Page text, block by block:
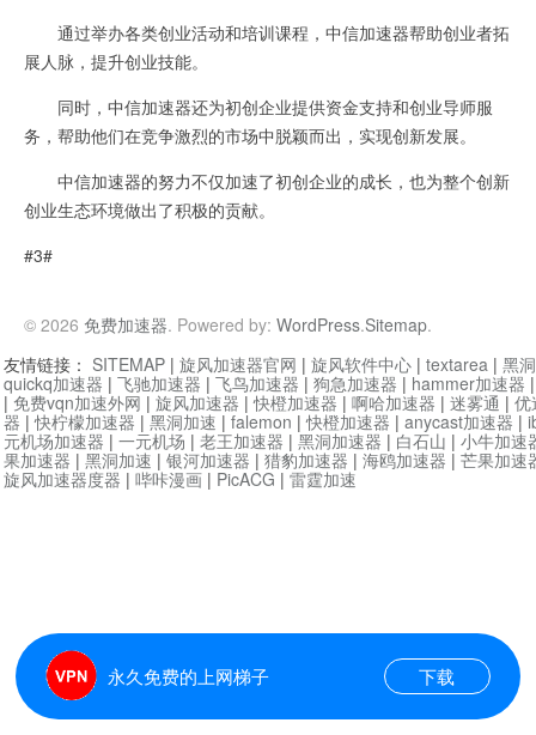
通过举办各类创业活动和培训课程，中信加速器帮助创业者拓
展人脉，提升创业技能。
同时，中信加速器还为初创企业提供资金支持和创业导师服
务，帮助他们在竞争激烈的市场中脱颖而出，实现创新发展。
中信加速器的努力不仅加速了初创企业的成长，也为整个创新
创业生态环境做出了积极的贡献。
#3#
© 2026 免费加速器. Powered by: WordPress.Sitemap.
永久免费的上网梯子 下载
友情链接： SITEMAP | 旋风加速器官网 | 旋风软件中心 | textarea | 黑
quickq加速器 | 飞驰加速器 | 飞鸟加速器 | 狗急加速器 | hammer加速器
| 免费vqn加速外网 | 旋风加速器 |快橙加速器 | 啊哈加速器 | 迷雾通 | 优
器 |快柠檬加速器 | 黑洞加速 | falemon |快橙加速器 | anycast加速器 |
元机场加速器 | 一元机场 | 老王加速器 | 黑洞加速器 | 白石山 | 小牛加速
果加速器 | 黑洞加速 | 银河加速器 | 猎豹加速器 | 海鸥加速器 | 芒果加速
旋风加速器度器 | 哔咔漫画 | PicACG | 雷霆加速